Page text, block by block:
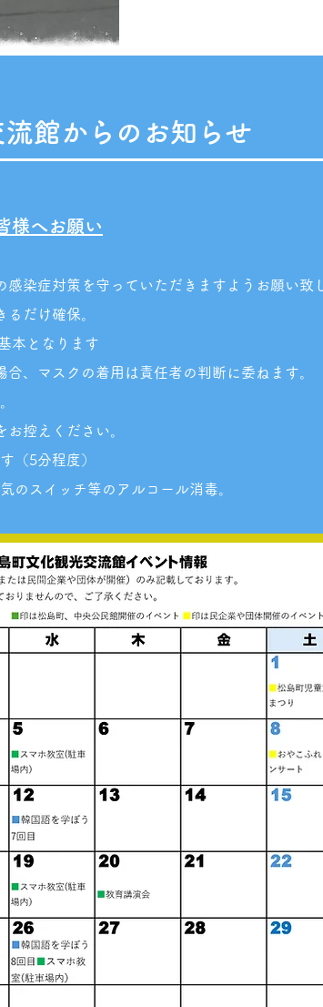
流館からのお知らせ
様へお願い
染症対策を守っていただき ますようお願い致
ディスタンス）をでき
本となります
マスクの着用は責任者の判断に委ねます。
控えください。
（5分程度）
のスイッチ等のアルコール消毒。